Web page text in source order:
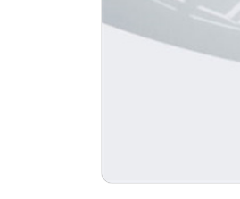
太原市迎
沈阳市沈
沈阳市沈
乌鲁木齐
温州市鹿
哈尔滨市
大连市中
佛山市禅